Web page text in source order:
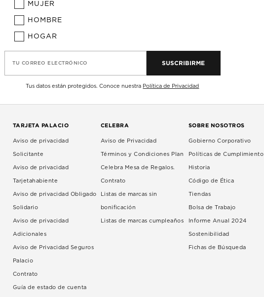
MUJER
HOMBRE
HOGAR
TU CORREO ELECTRÓNICO SUSCRIBIRME
Tus datos están protegidos. Conoce nuestra Política de Privacidad
TARJETA PALACIO
Aviso de privacidad
Solicitante
Aviso de privacidad
Tarjetahabiente
Aviso de privacidad Obligado
Solidario
Aviso de privacidad
Adicionales
Aviso de Privacidad Seguros
Palacio
Contrato
Guía de estado de cuenta
CELEBRA
Aviso de Privacidad
Términos y Condiciones Plan
Celebra Mesa de Regalos.
Contrato
Listas de marcas sin
bonificación
Listas de marcas cumpleaños
SOBRE NOSOTROS
Gobierno Corporativo
Políticas de Cumplimiento
Historia
Código de Ética
Tiendas
Bolsa de Trabajo
Informe Anual 2024
Sostenibilidad
Fichas de Búsqueda